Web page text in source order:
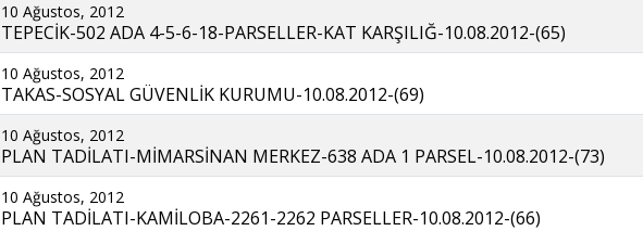
10 Ağustos, 2012
TEPECİK-502 ADA 4-5-6-18-PARSELLER-KAT KARŞILIĞ-10.08.2012-(65)
10 Ağustos, 2012
TAKAS-SOSYAL GÜVENLİK KURUMU-10.08.2012-(69)
10 Ağustos, 2012
PLAN TADİLATI-MİMARSİNAN MERKEZ-638 ADA 1 PARSEL-10.08.2012-(73)
10 Ağustos, 2012
PLAN TADİLATI-KAMİLOBA-2261-2262 PARSELLER-10.08.2012-(66)